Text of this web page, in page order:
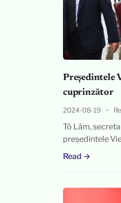
Președintele
cuprinzător
2024-08-19 •
Tô Lâm,
președintele
Read →